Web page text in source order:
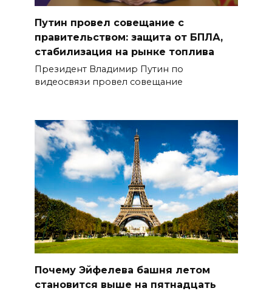
Путин провел совещание с
правительством: защита от БПЛА,
стабилизация на рынке топлива
Президент Владимир Путин по
видеосвязи провел совещание
Почему Эйфелева башня летом
становится выше на пятнадцать